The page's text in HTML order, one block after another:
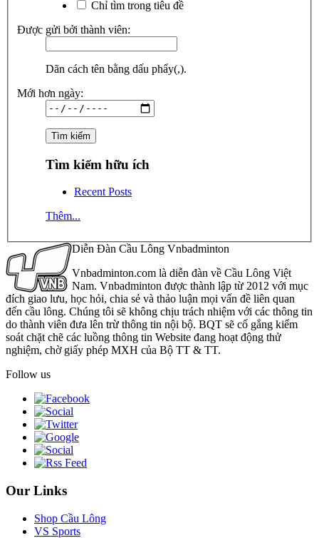
Chỉ tìm trong tiêu đề
Được gửi bởi thành viên:
Dãn cách tên bằng dấu phẩy(,).
Mới hơn ngày:
Tìm kiếm hữu ích
Recent Posts
Thêm...
Diễn Đàn Cầu Lông Vnbadminton
Vnbadminton.com là diễn đàn về Cầu Lông Việt
Nam. Vnbadminton được thành lập từ 2012 với mục
đích giao lưu, học hỏi, chia sẻ và thảo luận mọi vấn đề liên quan
đến cầu lông. Chúng tôi sẽ không chịu trách nhiệm với các thông tin
do thành viên đưa lên trừ thông tin nội bộ. BQT sẽ cố gắng kiểm
soát chặt chẽ các luồng thông tin Website đang hoạt động thử
nghiệm, chờ giấy phép MXH của Bộ TT & TT.
Follow us
Our Links
Shop Cầu Lông
VS Sports